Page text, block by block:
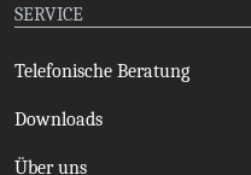
SERVICE
Telefonische Beratung
Downloads
Über uns